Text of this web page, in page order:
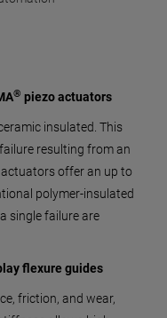
® piezo actuators
insulated. This
resulting from an
actuators offer an up to
polymer-insulated
single failure are
flexure guides
friction, and wear,